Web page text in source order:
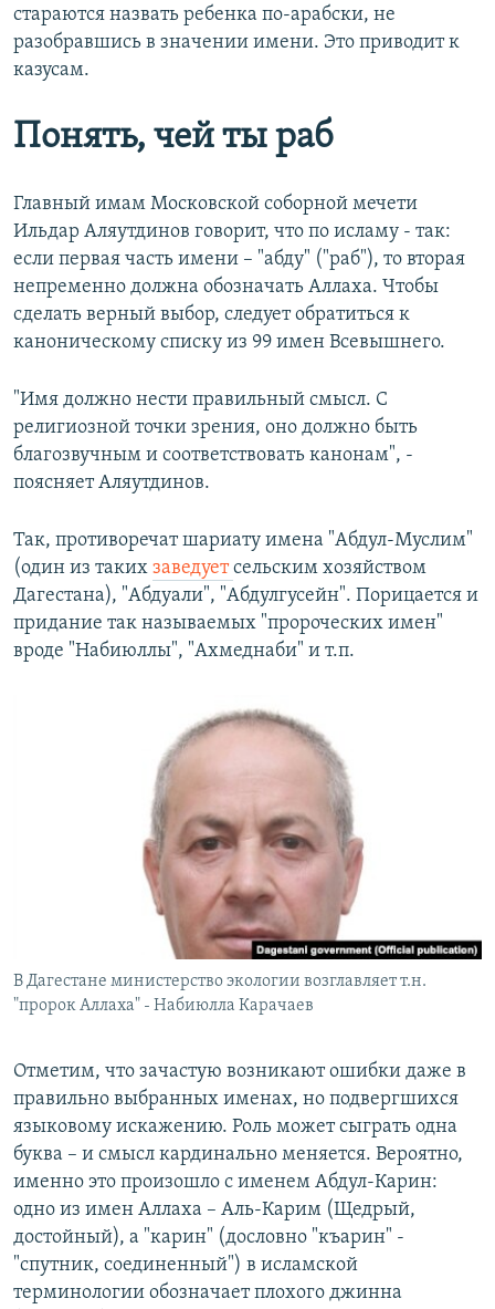
стараются назвать ребенка по-арабски, не
разобравшись в значении имени. Это приводит к
казусам.
Понять, чей ты раб
Главный имам Московской соборной мечети
Ильдар Аляутдинов говорит, что по исламу - так:
если первая часть имени – "абду" ("раб"), то вторая
непременно должна обозначать Аллаха. Чтобы
сделать верный выбор, следует обратиться к
каноническому списку из 99 имен Всевышнего.
"Имя должно нести правильный смысл. С
религиозной точки зрения, оно должно быть
благозвучным и соответствовать канонам", -
поясняет Аляутдинов.
Так, противоречат шариату имена "Абдул-Муслим"
(один из таких заведуетсельским хозяйством
Дагестана), "Абдуали", "Абдулгусейн". Порицается и
придание так называемых "пророческих имен"
вроде "Набиюллы", "Ахмеднаби" и т.п.
В Дагестане министерство экологии возглавляет т.н.
"пророк Аллаха" - Набиюлла Карачаев
Отметим, что зачастую возникают ошибки даже в
правильно выбранных именах, но подвергшихся
языковому искажению. Роль может сыграть одна
буква – и смысл кардинально меняется. Вероятно,
именно это произошло с именем Абдул-Карин:
одно из имен Аллаха – Аль-Карим (Щедрый,
достойный), а "карин" (дословно "къарин" -
"спутник, соединенный") в исламской
терминологии обозначает плохого джинна